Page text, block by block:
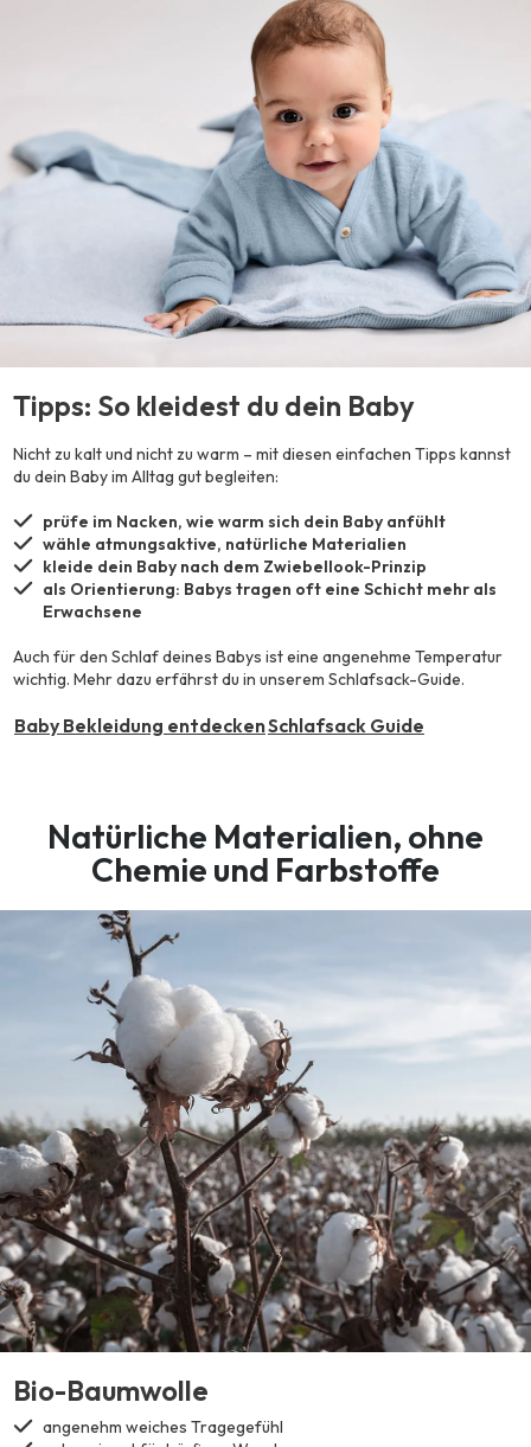
Tipps: So kleidest du dein Baby
Nicht zu kalt und nicht zu warm – mit diesen einfachen Tipps kannst
du dein Baby im Alltag gut begleiten:
prüfe im Nacken, wie warm sich dein Baby anfühlt
wähle atmungsaktive, natürliche Materialien
kleide dein Baby nach dem Zwiebellook-Prinzip
als Orientierung: Babys tragen oft eine Schicht mehr als
Erwachsene
Auch für den Schlaf deines Babys ist eine angenehme Temperatur
wichtig. Mehr dazu erfährst du in unserem Schlafsack-Guide.
Baby Bekleidung entdeckenSchlafsack Guide
Natürliche Materialien, ohne
Chemie und Farbstoffe
Bio-Baumwolle
angenehm weiches Tragegefühl